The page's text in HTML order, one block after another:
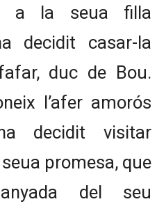
a la seua filla
decidit casar-la
duc de Bou.
l’afer amorós
decidit visitar
promesa, que
del seu